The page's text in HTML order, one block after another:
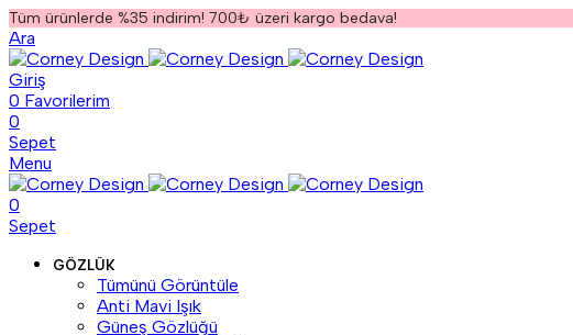
Tüm ürünlerde %35 indirim! 700₺ üzeri kargo bedava!
Ara
Giriş
0 Favorilerim
0
Sepet
Menu
0
Sepet
GÖZLÜK
Tümünü Görüntüle
Anti Mavi Işık
Güneş Gözlüğü